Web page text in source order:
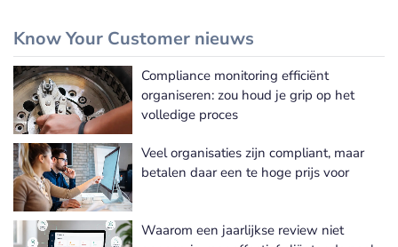
Know Your Customer nieuws
Meer Know Your Customer nieuws
Compliance monitoring efficiënt
organiseren: zou houd je grip op het
volledige proces
Veel organisaties zijn compliant, maar
betalen daar een te hoge prijs voor
Waarom een jaarlijkse review niet